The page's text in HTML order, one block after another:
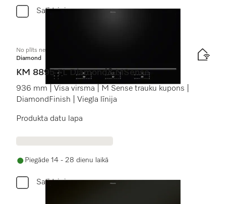
Salīdzini
No plīts neatk. indukcijas plīts virsma
Diamond
KM 8895 FL Diamond&MSense
936 mm | Visa virsma | M Sense trauku kupons |
DiamondFinish | Viegla līnija
Produkta datu lapa
Piegāde 14 - 28 dienu laikā
Salīdzini